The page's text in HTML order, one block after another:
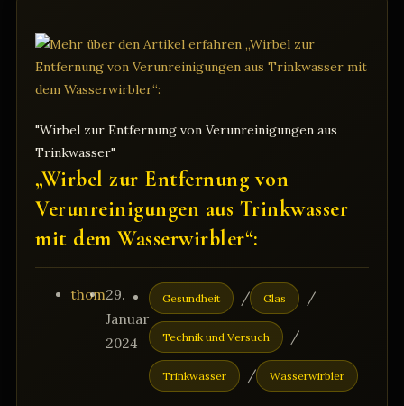
Lösung
zur
Reinigung
Trinkwasser
"Wirbel zur Entfernung von Verunreinigungen aus
Trinkwasser"
„Wirbel zur Entfernung von
Verunreinigungen aus Trinkwasser
mit dem Wasserwirbler“:
Beitrags-
Autor:
thomBeitrag
veröffentlicht:
29.
Januar
2024
Beitrags-
Kategorie:
Gesundheit / Glas /
Technik und Versuch /
Trinkwasser / Wasserwirbler